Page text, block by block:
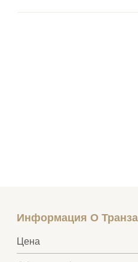
Информация О
Цена